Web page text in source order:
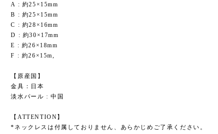
A : 約25×15mm
B : 約25×15mm
C : 約28×16mm
D : 約30×17mm
E : 約26×18mm
F : 約26×15m,
【原産国】
金具：日本
淡水パール : 中国
【ATTENTION】
*ネックレスは付属しておりません、あらかじめご了承ください。